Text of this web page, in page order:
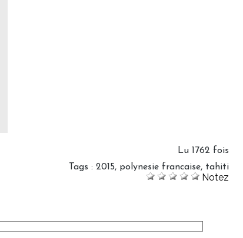
Lu 1762 fois
Tags : 2015, polynesie francaise, tahiti
Notez